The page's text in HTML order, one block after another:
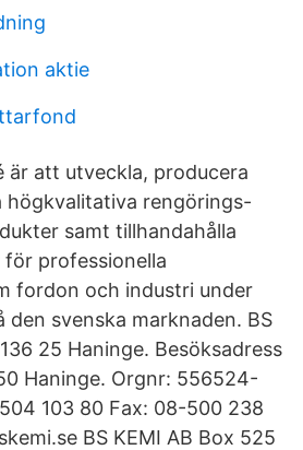
aktie
är att utveckla, producera
högkvalitativa rengörings-
samt tillhandahålla
professionella
fordon och industri under
den svenska marknaden. BS
25 Haninge. Besöksadress
Haninge. Orgnr: 556524-
103 80 Fax: 08-500 238
BS KEMI AB Box 525